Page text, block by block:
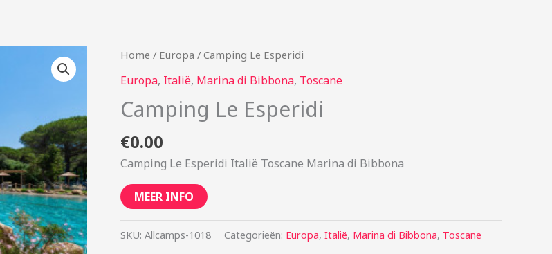
Home / Europa / Camping Le Esperidi
Europa, Italië, Marina di Bibbona, Toscane
Camping Le Esperidi
€0.00
Camping Le Esperidi Italië Toscane Marina di Bibbona
MEER INFO
SKU: Allcamps-1018 Categorieën: Europa, Italië, Marina di Bibbona, Toscane